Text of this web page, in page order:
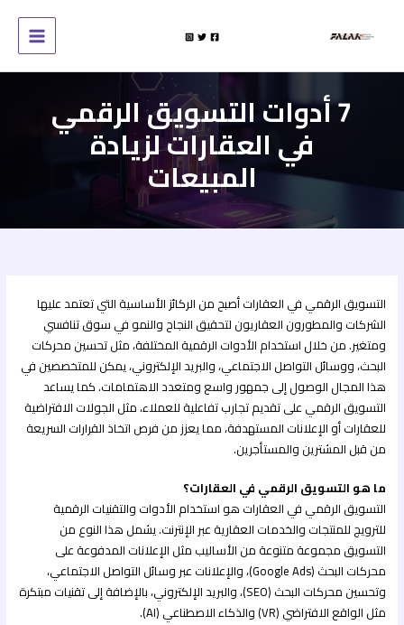
7 أدوات التسويق الرقمي
في العقارات لزيادة
المبيعات
التسويق الرقمي في العقارات أصبح من الركائز الأساسية التي تعتمد عليها
الشركات والمطورون العقاريون لتحقيق النجاح والنمو في سوق تنافسي
ومتغير. من خلال استخدام الأدوات الرقمية المختلفة، مثل تحسين محركات
البحث، ووسائل التواصل الاجتماعي، والبريد الإلكتروني، يمكن للمتخصصين في
هذا المجال الوصول إلى جمهور واسع ومتعدد الاهتمامات. كما يساعد
التسويق الرقمي على تقديم تجارب تفاعلية للعملاء، مثل الجولات الافتراضية
للعقارات أو الإعلانات المستهدفة، مما يعزز من فرص اتخاذ القرارات السريعة
من قبل المشترين والمستأجرين.
ما هو التسويق الرقمي في العقارات؟
التسويق الرقمي في العقارات هو استخدام الأدوات والتقنيات الرقمية
للترويج للمنتجات والخدمات العقارية عبر الإنترنت. يشمل هذا النوع من
التسويق مجموعة متنوعة من الأساليب مثل الإعلانات المدفوعة على
محركات البحث (Google Ads)، والإعلانات عبر وسائل التواصل الاجتماعي،
وتحسين محركات البحث (SEO)، والبريد الإلكتروني، بالإضافة إلى تقنيات مبتكرة
مثل الواقع الافتراضي (VR) والذكاء الاصطناعي (AI).